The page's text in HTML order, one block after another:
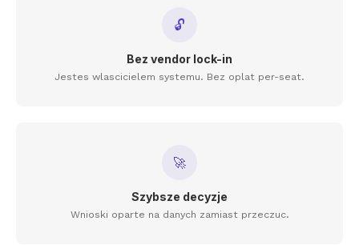
🔓
Bez vendor lock-in
Jestes wlascicielem systemu. Bez oplat per-seat.
🚀
Szybsze decyzje
Wnioski oparte na danych zamiast przeczuc.